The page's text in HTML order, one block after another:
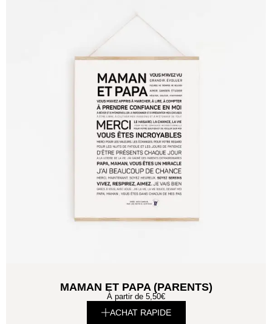
MAMAN ET PAPA (PARENTS)
À partir de 5,50€
ACHAT RAPIDE